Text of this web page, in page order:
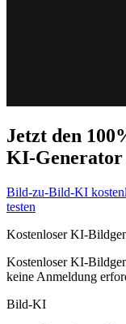
Jetzt den
KI-Generator
Bild-zu-Bild-KI
testen
Kostenloser KI-
Kostenloser KI-
keine Anmeldung
Bild-KI